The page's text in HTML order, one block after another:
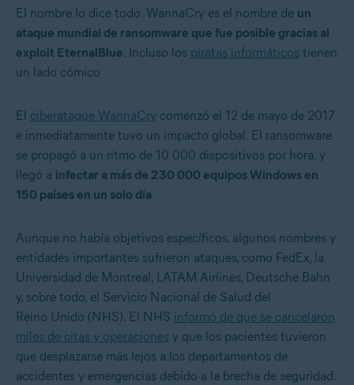
El nombre lo dice todo. WannaCry es el nombre de un
ataque mundial de ransomware que fue posible gracias al
exploit EternalBlue. Incluso los piratas informáticos tienen
un lado cómico
El ciberataque WannaCry comenzó el 12 de mayo de 2017
e inmediatamente tuvo un impacto global. El ransomware
se propagó a un ritmo de 10 000 dispositivos por hora, y
llegó a infectar a más de 230 000 equipos Windows en
150 países en un solo día
Aunque no había objetivos específicos, algunos nombres y
entidades importantes sufrieron ataques, como FedEx, la
Universidad de Montreal, LATAM Airlines, Deutsche Bahn
y, sobre todo, el Servicio Nacional de Salud del
Reino Unido (NHS). El NHS informó de que se cancelaron
miles de citas y operaciones y que los pacientes tuvieron
que desplazarse más lejos a los departamentos de
accidentes y emergencias debido a la brecha de seguridad.